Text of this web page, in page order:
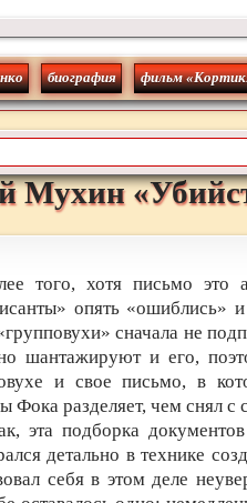
биография фильм
Мухин«
того, хотя письмо это
опять «ошиблись»
сначала не
шантажируют и его,
и свое письмо, в
Фока разделяет, чем снял с
эта подборка
детально в технике
себя в этом деле